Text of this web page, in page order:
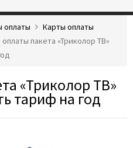
оплаты
Карты оплаты
оплаты пакета «Триколор ТВ»
«Триколор ТВ»
тариф на год